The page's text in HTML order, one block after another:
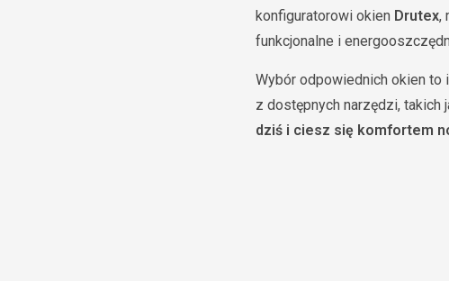
konfiguratorowi okien Drutex,
funkcjonalne i
Wybór odpowiednich okien
z dostępnych narzędzi, takich
dziś i ciesz się komfortem